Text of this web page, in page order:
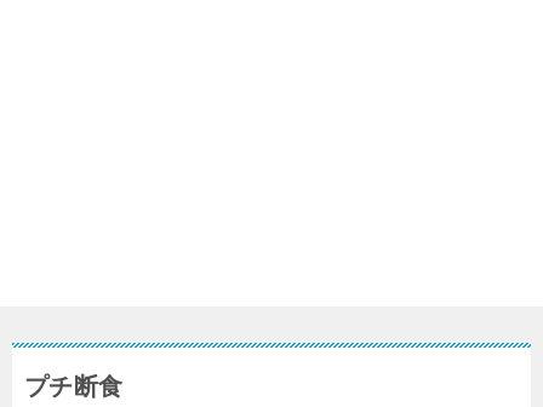
プチ断食